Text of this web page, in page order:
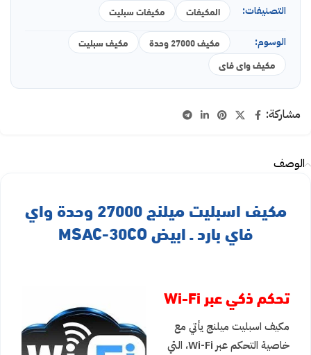
التصنيفات: المكيفات مكيفات سبليت
الوسوم: مكيف 27000 وحدة
مكيف سبليت
مكيف واى فاى
مشاركة:
الوصف
مكيف اسبليت ميلنج 27000 وحدة واي
فاي بارد ـ ابيض MSAC-30CO
تحكم ذكي عبر Wi-Fi
مكيف اسبليت ميلنج يأتي مع
خاصية التحكم عبر Wi-Fi، التي